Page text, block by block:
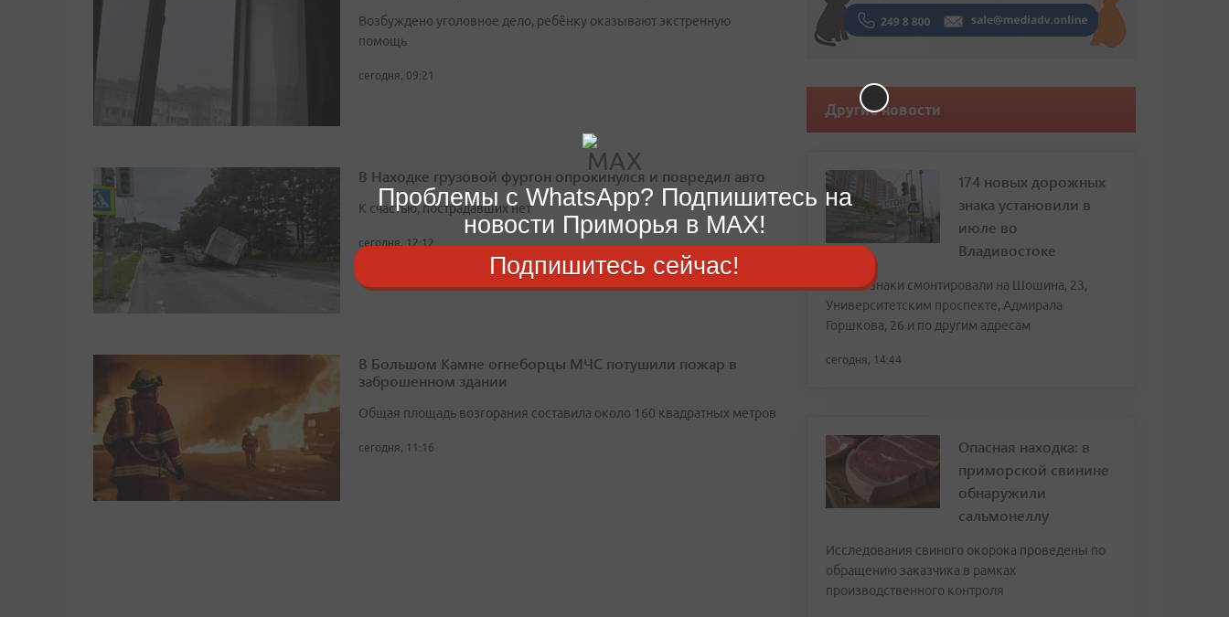
Возбуждено уголовное дело, ребёнку оказывают экстренную
помощь
сегодня, 09:21
В Находке грузовой фургон опрокинулся и повредил авто
К счастью, пострадавших нет
сегодня, 12:12
В Большом Камне огнеборцы МЧС потушили пожар в
заброшенном здании
Общая площадь возгорания составила около 160 квадратных метров
сегодня, 11:16
Другие новости
174 новых дорожных
знака установили в
июле во
Владивостоке
Новые знаки смонтировали на Шошина, 23,
Университетским проспекте, Адмирала
Горшкова, 26 и по другим адресам
сегодня, 14:44
Опасная находка: в
приморской свинине
обнаружили
сальмонеллу
Исследования свиного окорока проведены по
обращению заказчика в рамках
производственного контроля
Проблемы с WhatsApp? Подпишитесь на
новости Приморья в MAX!
Подпишитесь сейчас!